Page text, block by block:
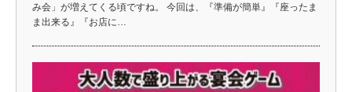
み会」が増えてくる頃ですね。 今回は、『準備が簡単』『座ったま
ま出来る』『お店に…